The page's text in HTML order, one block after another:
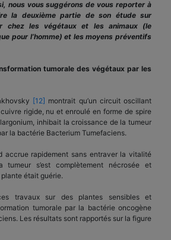
nous vous suggérons de vous reporter à
la deuxième partie de son étude sur
chez les végétaux et les animaux (le
pour l’homme) et les moyens préventifs
tumorale des végétaux par les
[12] montrait qu’un circuit oscillant
rigide, nu et enroulé en forme de spire
inhibait la croissance de la tumeur
la bactérie Bacterium Tumefaciens.
accrue rapidement sans entraver la vitalité
s’est complètement nécrosée et
était guérie.
travaux sur des plantes sensibles et
tumorale par la bactérie oncogène
Les résultats sont rapportés sur la figure